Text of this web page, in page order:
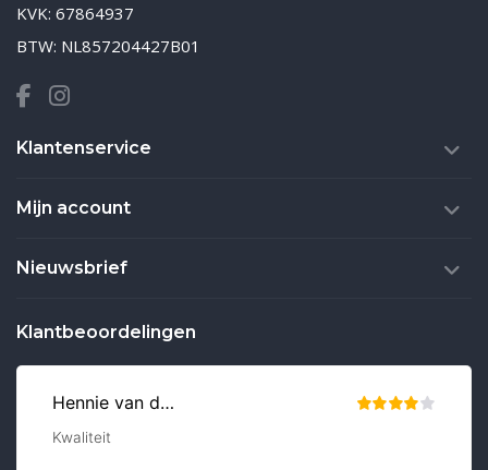
KVK: 67864937
BTW: NL857204427B01
Klantenservice
Mijn account
Nieuwsbrief
Klantbeoordelingen